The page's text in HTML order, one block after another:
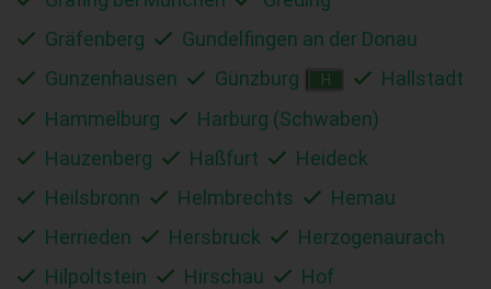
Gräfenberg
Gundelfingen an der Donau
Gunzenhausen
Günzburg H
Hallstadt
Hammelburg
Harburg (Schwaben)
Hauzenberg
Haßfurt
Heideck
Heilsbronn
Helmbrechts
Hemau
Herrieden
Hersbruck
Herzogenaurach
Hilpoltstein
Hirschau
Hof